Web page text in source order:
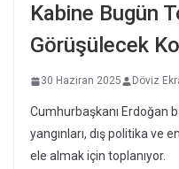
Kabine Bugün
Görüşülecek
30 Haziran 2025 Döviz
Cumhurbaşkanı Erdoğan
yangınları, dış politika ve
ele almak için toplanıyor.